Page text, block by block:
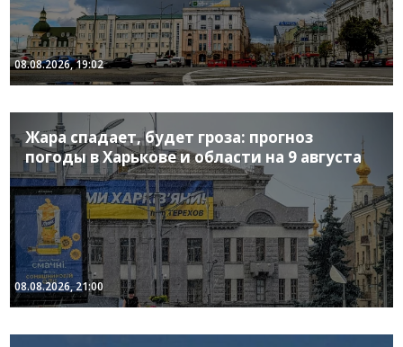
08.08.2026, 19:02
Жара спадает, будет гроза: прогноз
погоды в Харькове и области на 9 августа
08.08.2026, 21:00